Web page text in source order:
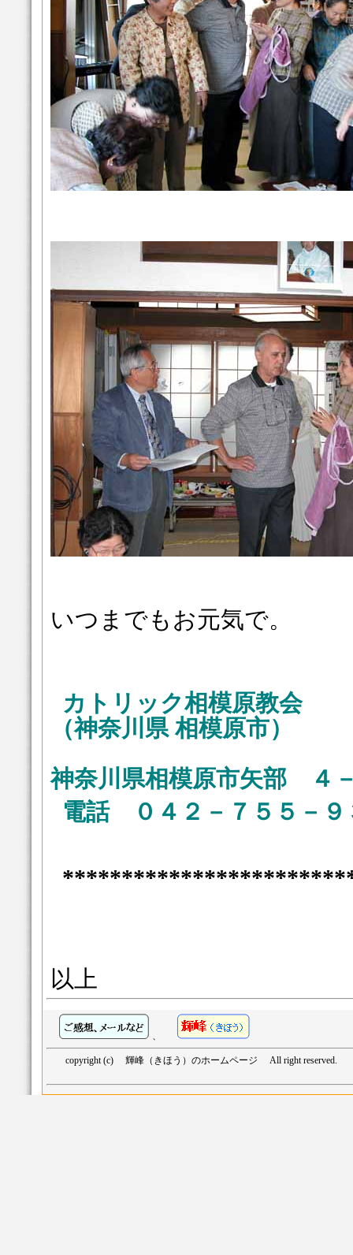
いつまでもお元気で。
カトリック相模原教会
（神奈川県 相模原市）
神奈川県相模原市矢部 ４
電話 ０４２－７５５－９
以上
、
copyright (c) 輝峰（きほう）のホームページ All right reserved.